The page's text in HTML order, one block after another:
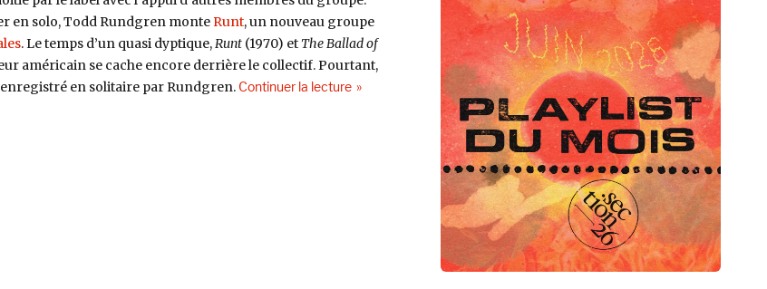
en solo, Todd Rundgren monteRunt, un nouveau groupe
. Le temps d’un quasi dyptique,Runt (1970) et The Ballad of
américain se cache encore derrière le collectif. Pourtant,
en solitaire par Rundgren. Continuer la lecturede « Todd Rundgren, Something/Anything? (Bearsville, 1972) »